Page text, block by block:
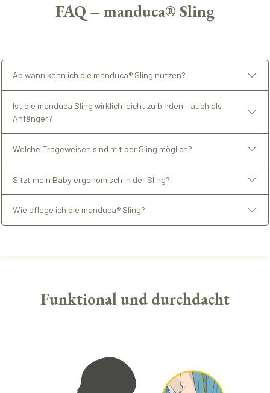
FAQ – manduca® Sling
Ab wann kann ich die manduca® Sling nutzen?
Ist die manduca Sling wirklich leicht zu binden – auch als
Anfänger?
Welche Trageweisen sind mit der Sling möglich?
Sitzt mein Baby ergonomisch in der Sling?
Wie pflege ich die manduca® Sling?
Funktional und durchdacht